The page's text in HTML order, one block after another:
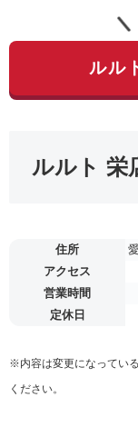
ルル
ルルト 栄
住所
アクセス
営業時間
定休日
※内容は変更になってい
ください。